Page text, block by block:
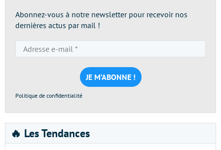
Abonnez-vous à notre newsletter pour recevoir nos
dernières actus par mail !
e-
mail
*
Politique de confidentialité
🔥 Les Tendances